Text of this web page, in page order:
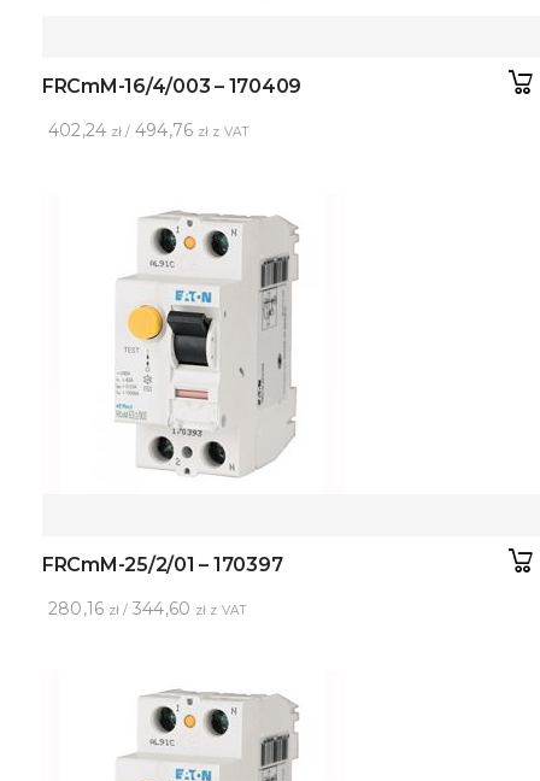
FRCmM-16/4/003 – 170409
402,24 zł / 494,76 zł z VAT
FRCmM-25/2/01 – 170397
280,16 zł / 344,60 zł z VAT